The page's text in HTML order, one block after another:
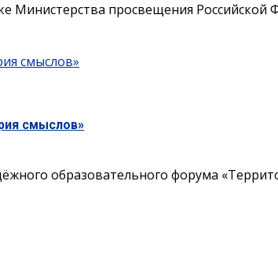
Министерства просвещения Российской
смыслов»
смыслов»
образовательного форума